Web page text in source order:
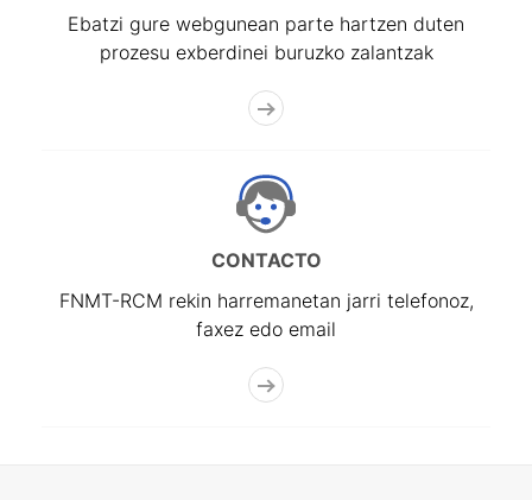
Ebatzi gure webgunean parte hartzen duten
prozesu exberdinei buruzko zalantzak
CONTACTO
FNMT-RCM rekin harremanetan jarri telefonoz,
faxez edo email